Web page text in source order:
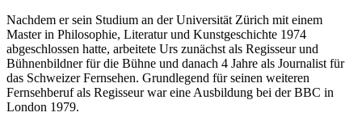
Nachdem er sein Studium an der Universität Zürich mit einem
Master in Philosophie, Literatur und Kunstgeschichte 1974
abgeschlossen hatte, arbeitete Urs zunächst als Regisseur und
Bühnenbildner für die Bühne und danach 4 Jahre als Journalist für
das Schweizer Fernsehen. Grundlegend für seinen weiteren
Fernsehberuf als Regisseur war eine Ausbildung bei der BBC in
London 1979.